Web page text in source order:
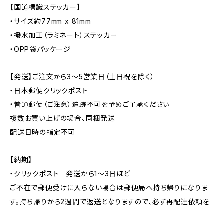
【国道標識ステッカー】
・サイズ約77mm x 81mm
・撥水加工（ラミネート）ステッカー
・OPP袋パッケージ
【発送】ご注文から3〜5営業日（土日祝を除く）
・日本郵便クリックポスト
・普通郵便（ご注意）追跡不可を予めご了承ください
複数お買い上げの場合、同梱発送
配送日時の指定不可
【納期】
・クリックポスト 発送から1〜3日ほど
ご不在で郵便受けに入らない場合は郵便局へ持ち帰りになりま
す。持ち帰りから2週間で返送となりますので、必ず再配達依頼を